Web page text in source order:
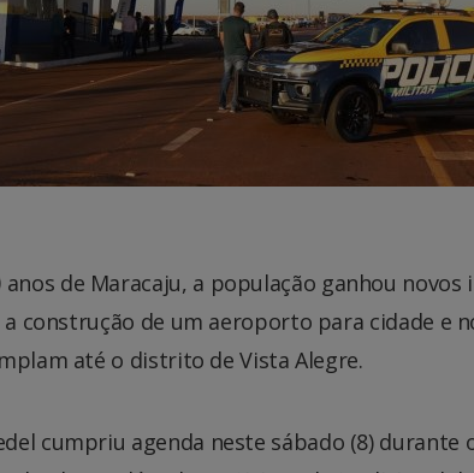
anos de Maracaju, a população ganhou
construção de um aeroporto para cidade e
até o distrito de Vista Alegre.
cumpriu agenda neste sábado (8) durante